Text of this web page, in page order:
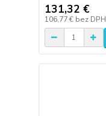
131,32 €
106,77 € bez DPH